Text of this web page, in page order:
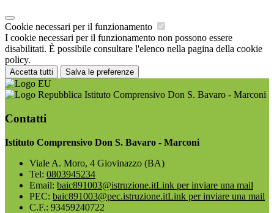
Cookie necessari per il funzionamento
I cookie necessari per il funzionamento non possono essere
disabilitati. È possibile consultare l'elenco nella pagina della cookie
policy.
Accetta tutti Salva le preferenze
Istituto Comprensivo Don S. Bavaro - Marconi
Contatti
Istituto Comprensivo Don S. Bavaro - Marconi
Viale A. Moro, 4 Giovinazzo (BA)
Tel: 0803945234
Email: baic891003@istruzione.itLink per inviare una mail
PEC: baic891003@pec.istruzione.itLink per inviare una mail
C.F.: 93459240722